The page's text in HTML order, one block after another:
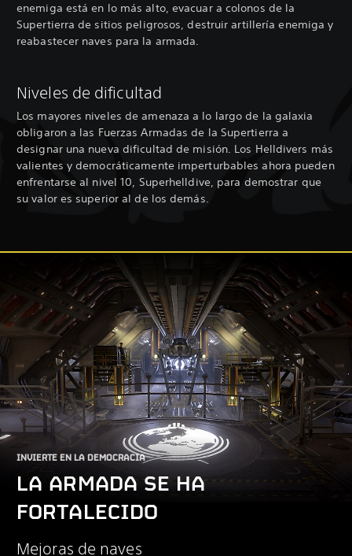
enemiga está en lo más alto, evacuar a colonos de la
Supertierra de sitios peligrosos, destruir artillería enemiga y
reabastecer naves para la armada.
Niveles de dificultad
Los mayores niveles de amenaza a lo largo de la galaxia
obligaron a las Fuerzas Armadas de la Supertierra a
designar una nueva dificultad de misión. Los Helldivers más
valientes y democráticamente imperturbables ahora pueden
enfrentarse al nivel 10, Superhelldive, para demostrar que
su valor es superior al de los demás.
INVIERTE EN LA DEMOCRACIA
LA ARMADA SE HA
FORTALECIDO
Mejoras de naves